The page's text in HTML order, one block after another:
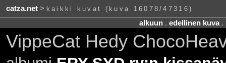
catza.net> kaikki kuvat (kuva 16078/47316)
alkuun. edellinen kuva.
VippeCat Hedy